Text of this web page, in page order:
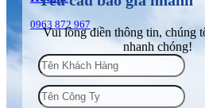
0963 872 967
Vui lòng điền thông tin, chúng
nhanh chóng!